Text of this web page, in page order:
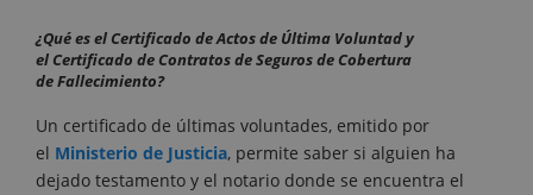
¿Qué es el Certificado de Actos de Última Voluntad y
el Certificado de Contratosde Seguros de Cobertura
de Fallecimiento?
Un certificado de últimas voluntades, emitido por
el Ministerio de Justicia, permite saber si alguien ha
dejado testamento y el notario donde se encuentra el